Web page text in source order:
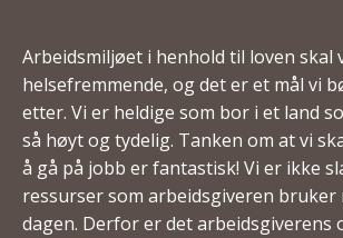
Arbeidsmiljøet i henhold til loven skal
helsefremmende, og det er et mål vi
etter. Vi er heldige som bor i et land
så høyt og tydelig. Tanken om at vi
å gå på jobb er fantastisk! Vi er ikke
ressurser som arbeidsgiveren bruker
dagen. Derfor er det arbeidsgiverens